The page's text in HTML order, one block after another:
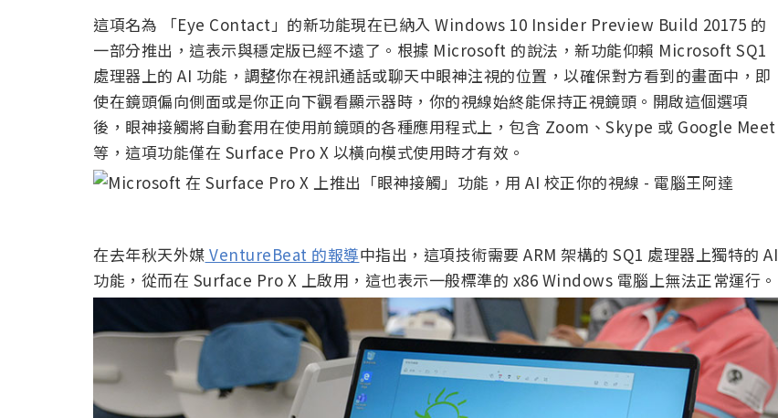
這項名為 「Eye Contact」的新功能現在已納入 Windows 10 Insider Preview Build 20175 的
一部分推出，這表示與穩定版已經不遠了。根據 Microsoft 的說法，新功能仰賴 Microsoft SQ1
處理器上的 AI 功能，調整你在視訊通話或聊天中眼神注視的位置，以確保對方看到的畫面中，即
使在鏡頭偏向側面或是你正向下觀看顯示器時，你的視線始終能保持正視鏡頭。開啟這個選項
後，眼神接觸將自動套用在使用前鏡頭的各種應用程式上，包含 Zoom、Skype 或 Google Meet
等，這項功能僅在 Surface Pro X 以橫向模式使用時才有效。
在去年秋天外媒 VentureBeat 的報導中指出，這項技術需要 ARM 架構的 SQ1 處理器上獨特的 AI
功能，從而在 Surface Pro X 上啟用，這也表示一般標準的 x86 Windows 電腦上無法正常運行。